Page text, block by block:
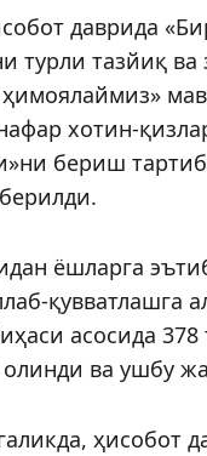
даврида
турли тазйиқ
хотин-
бериш
ёшларга
қувватлашга
асосида
ва ушбу
ҳисобот